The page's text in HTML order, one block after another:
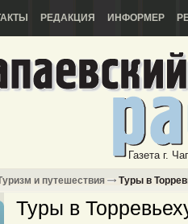
РЕДАКЦИЯ ИНФОРМЕР
Газета г.
и путешествия Туры в
Туры в